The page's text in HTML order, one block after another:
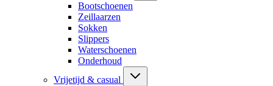
Bootschoenen
Zeillaarzen
Sokken
Slippers
Waterschoenen
Onderhoud
Vrijetijd & casual